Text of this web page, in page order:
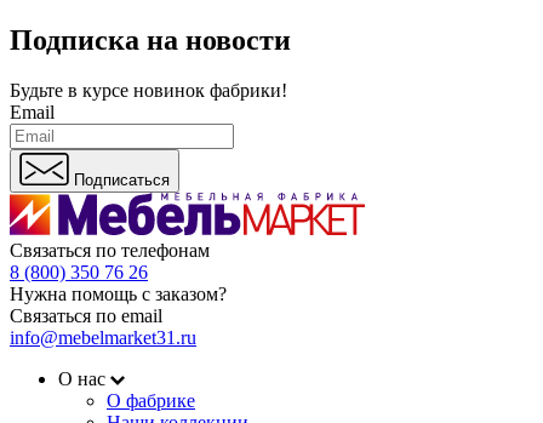
Подписка на новости
Будьте в курсе новинок фабрики!
Email
Подписаться
Связаться по телефонам
8 (800) 350 76 26
Нужна помощь с заказом?
Связаться по email
info@mebelmarket31.ru
О нас
О фабрике